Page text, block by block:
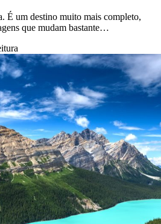
É um destino muito mais completo,
que mudam bastante…